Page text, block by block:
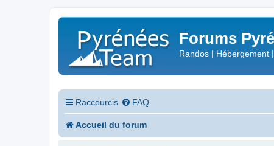
Forums
Randos | Hébergement
Raccourcis FAQ
Accueil du forum